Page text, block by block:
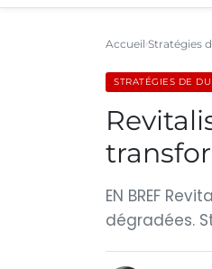
Accueil Stratégies
STRATÉGIES DE
EN BREF
dégradées.